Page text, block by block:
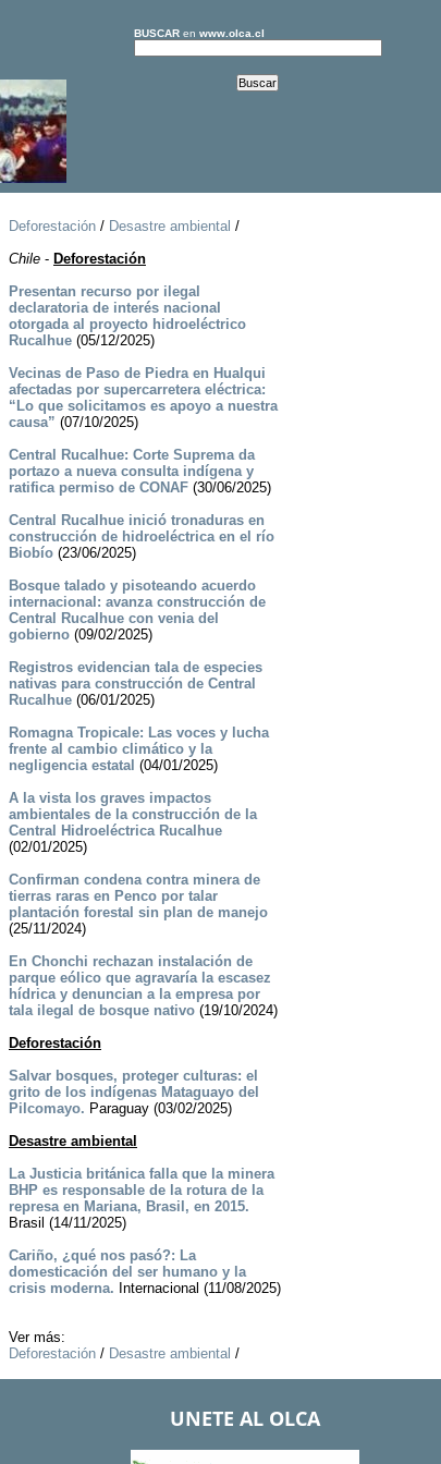
BUSCARen www.olca.cl
Deforestación/ Desastre ambiental /
Chile- Deforestación
Presentan recurso por ilegal
declaratoria de interés nacional
otorgada al proyecto hidroeléctrico
Rucalhue(05/12/2025)
Vecinas de Paso de Piedra en Hualqui
afectadas por supercarretera eléctrica:
“Lo que solicitamos es apoyo a nuestra
causa” (07/10/2025)
Central Rucalhue: Corte Suprema da
portazo a nueva consulta indígena y
ratifica permiso de CONAF(30/06/2025)
Central Rucalhue inició tronaduras en
construcción de hidroeléctrica en el río
Biobío(23/06/2025)
Bosque talado y pisoteando acuerdo
internacional: avanza construcción de
Central Rucalhue con venia del
gobierno(09/02/2025)
Registros evidencian tala de especies
nativas para construcción de Central
Rucalhue(06/01/2025)
Romagna Tropicale: Las voces y lucha
frente al cambio climático y la
negligencia estatal (04/01/2025)
A la vista los graves impactos
ambientales de la construcción de la
Central Hidroeléctrica Rucalhue
(02/01/2025)
Confirman condena contra minera de
tierras raras en Penco por talar
plantación forestal sin plan de manejo
(25/11/2024)
En Chonchi rechazan instalación de
parque eólico que agravaría la escasez
hídrica y denuncian a la empresa por
tala ilegal de bosque nativo(19/10/2024)
Deforestación
Salvar bosques, proteger culturas: el
grito de los indígenas Mataguayo del
Pilcomayo. Paraguay (03/02/2025)
Desastre ambiental
La Justicia británica falla que la minera
BHP es responsable de la rotura de la
represa en Mariana, Brasil, en 2015.
Brasil (14/11/2025)
Cariño, ¿qué nos pasó?: La
domesticación del ser humano y la
crisis moderna. Internacional (11/08/2025)
Ver más:
Deforestación/ Desastre ambiental /
UNETE AL OLCA